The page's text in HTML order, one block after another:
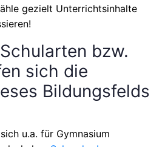
gezielt Unterrichtsinhalte
bzw.
sich die
Bildungsfelds
u.a. für Gymnasium